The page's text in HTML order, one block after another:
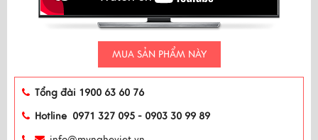
MUA SẢN PHẨM NÀY
Tổng đài 1900 63 60 76
Hotline 0971 327 095 - 0903 30 99 89